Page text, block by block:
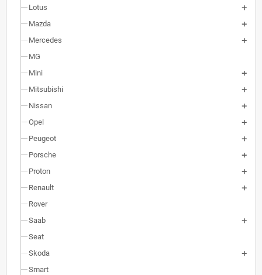
Lotus
Mazda
Mercedes
MG
Mini
Mitsubishi
Nissan
Opel
Peugeot
Porsche
Proton
Renault
Rover
Saab
Seat
Skoda
Smart